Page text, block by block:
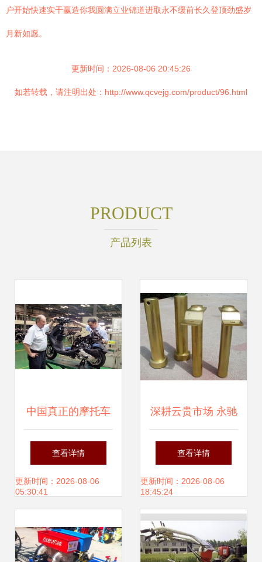
户开始快速实干赢造你我圆满立业锦道进取永不缓前长久登顶劲盛岁
月新如愿。
更新时间：2026-08-06 20:45:26
如若转载，请注明出处：http://www.qcvejg.com/product/96.html
PRODUCT
产品列表
中国真正的摩托车
大王 销量力压宗
申、隆鑫，平均每
跨界农业机械销售
查看详情
更新时间：2026-08-06
05:30:41
深耕云贵市场 永驰
机电赋能现代农业
设备新篇章
查看详情
更新时间：2026-08-06
18:45:24